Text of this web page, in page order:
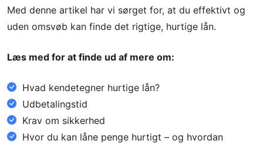
Med denne artikel har vi sørget for, at du effektivt og
uden omsvøb kan finde det rigtige, hurtige lån.
Læs med for at finde ud af mere om:
Hvad kendetegner hurtige lån?
Udbetalingstid
Krav om sikkerhed
Hvor du kan låne penge hurtigt – og hvordan